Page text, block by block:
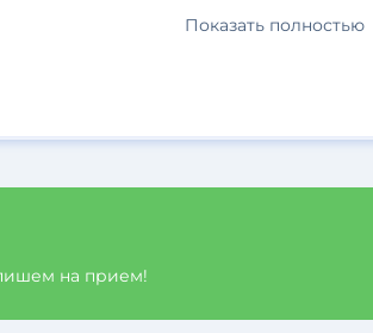
Показать полностью
на прием!